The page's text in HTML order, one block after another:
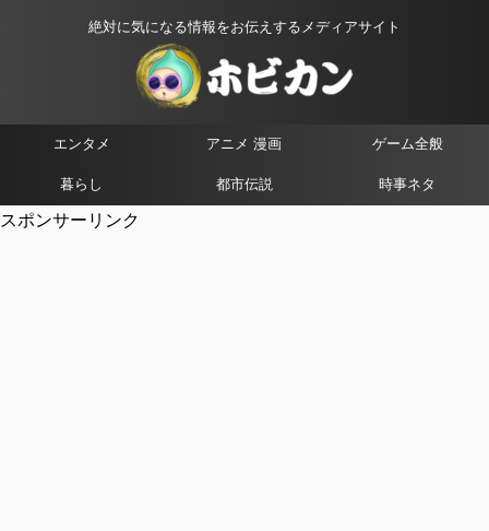
絶対に気になる情報をお伝えするメディアサイト
エンタメ アニメ 漫画 ゲーム全般
暮らし 都市伝説 時事ネタ
スポンサーリンク